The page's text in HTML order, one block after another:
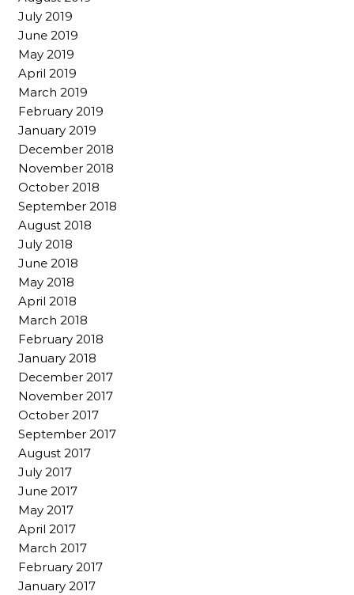
July 2019
June 2019
May 2019
April 2019
March 2019
February 2019
January 2019
December 2018
November 2018
October 2018
September 2018
August 2018
July 2018
June 2018
May 2018
April 2018
March 2018
February 2018
January 2018
December 2017
November 2017
October 2017
September 2017
August 2017
July 2017
June 2017
May 2017
April 2017
March 2017
February 2017
January 2017